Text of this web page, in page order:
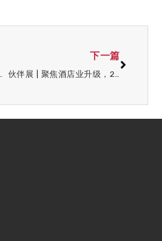
水上运动展预登记正式启动
下一篇
伙伴展 | 聚焦酒店业升级，2026 上海酒店展直击行业新风口！